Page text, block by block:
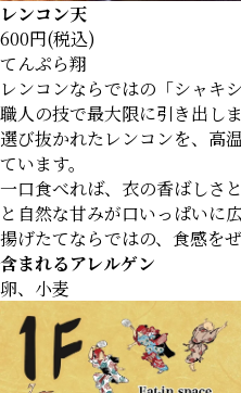
レンコン天
600円(税込)
てんぷら翔
レンコンならではの「シャキ
職人の技で最大限に引き出しま
選び抜かれたレンコンを、高
ています。
一口食べれば、衣の香ばしさ
と自然な甘みが口いっぱいに広
揚げたてならではの、食感を
含まれるアレルゲン
卵、小麦